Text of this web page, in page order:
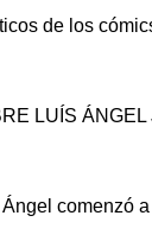
de los
LUÍS ÁNGEL
Ángel comenzó